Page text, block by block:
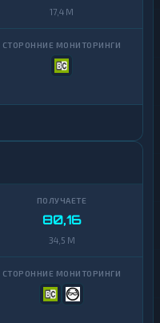
17,4 M
80,16
34,5 M